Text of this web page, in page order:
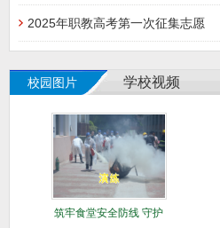
2025年职教高考第一次征集志愿
校园图片 学校视频
筑牢食堂安全防线 守护